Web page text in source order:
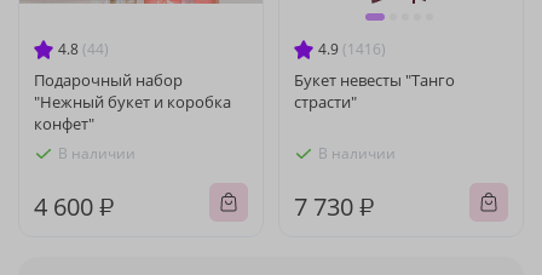
4.8 (44)
Подарочный набор
"Нежный букет и коробка
конфет"
В наличии
4 600 ₽
4.9 (1416)
Букет невесты "Танго
страсти"
В наличии
7 730 ₽